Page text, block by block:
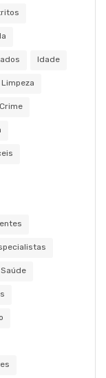
Idade
Limpeza